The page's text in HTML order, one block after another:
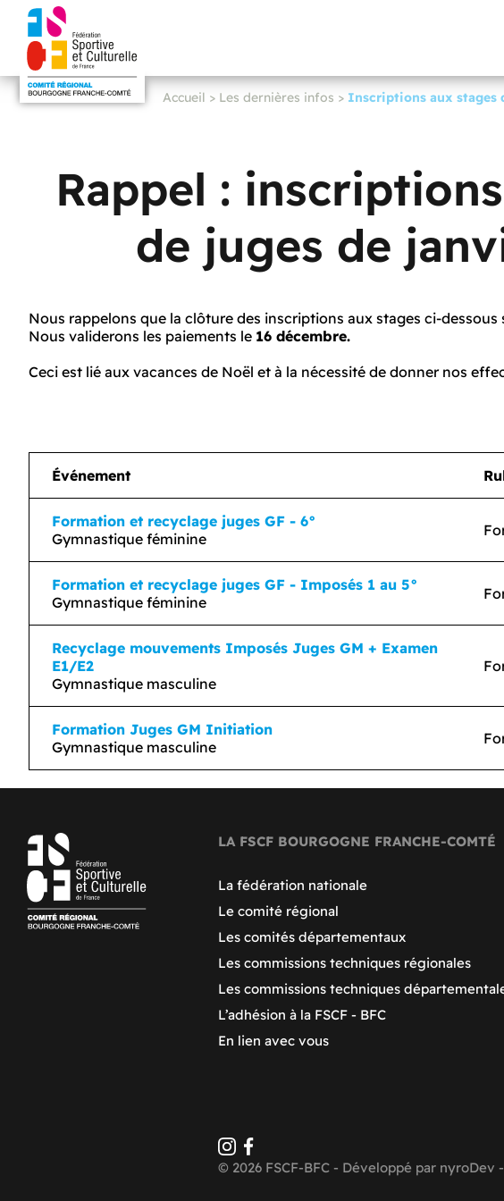
Accueil > Les dernières infos > Inscriptions aux stages
Rappel :
de juges de
Nous rappelons que la clôture des inscriptions aux stages ci-dessous
Nous validerons les paiements le 16 décembre.
Ceci est lié aux vacances de Noël et à la nécessité de donner nos
Événement
Formation et recyclage juges GF - 6°
Gymnastique féminine
Formation et recyclage juges GF - Imposés 1 au 5°
Gymnastique féminine
Recyclage mouvements Imposés Juges GM + Examen
E1/E2
Gymnastique masculine
Formation Juges GM Initiation
Gymnastique masculine
LA FSCF BOURGOGNE FRANCHE-COMTÉ
La fédération nationale
Le comité régional
Les comités départementaux
Les commissions techniques régionales
Les commissions techniques
L’adhésion à la FSCF - BFC
En lien avec vous
© 2026 FSCF-BFC - Développé par nyroDev